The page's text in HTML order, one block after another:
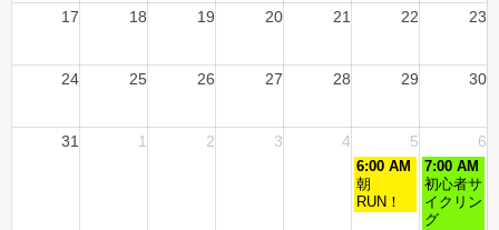
17 18 19 20 21 22 23
24 25 26 27 28 29 30
31 1 2 3 4 5 6
6:00 AM
朝
RUN！
7:00 AM
初心者サ
イクリン
グ